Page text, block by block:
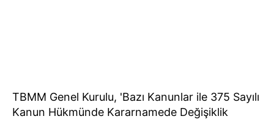
TBMM Genel Kurulu, 'Bazı Kanunlar ile 375 Sayılı
Kanun Hükmünde Kararnamede Değişiklik